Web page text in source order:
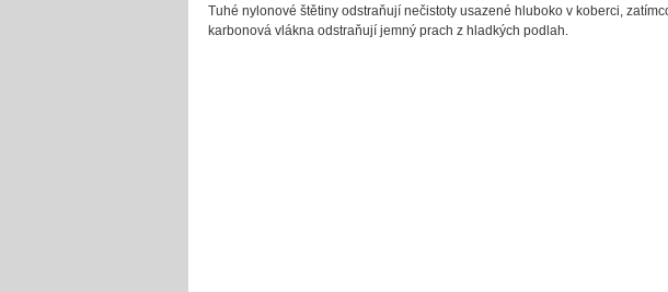
Tuhé nylonové štětiny odstraňují nečistoty usazené hluboko v koberci,
karbonová vlákna odstraňují jemný prach z hladkých podlah.